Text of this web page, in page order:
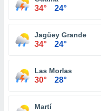
34° 24°
Jagüey Grande
34° 24°
Las Morlas
30° 28°
Martí